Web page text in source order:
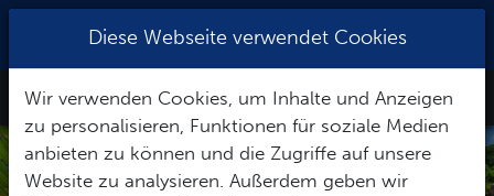
schwerelos.de
Toggle
Diese Webseite verwendet Cookies
Wir verwenden Cookies, um Inhalte und Anzeigen
zu personalisieren, Funktionen für soziale Medien
anbieten zu können und die Zugriffe auf unsere
Website zu analysieren. Außerdem geben wir